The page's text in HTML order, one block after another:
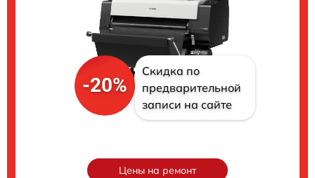
-20%
Скидка по
предварительной
записи на сайте
Цены на ремонт